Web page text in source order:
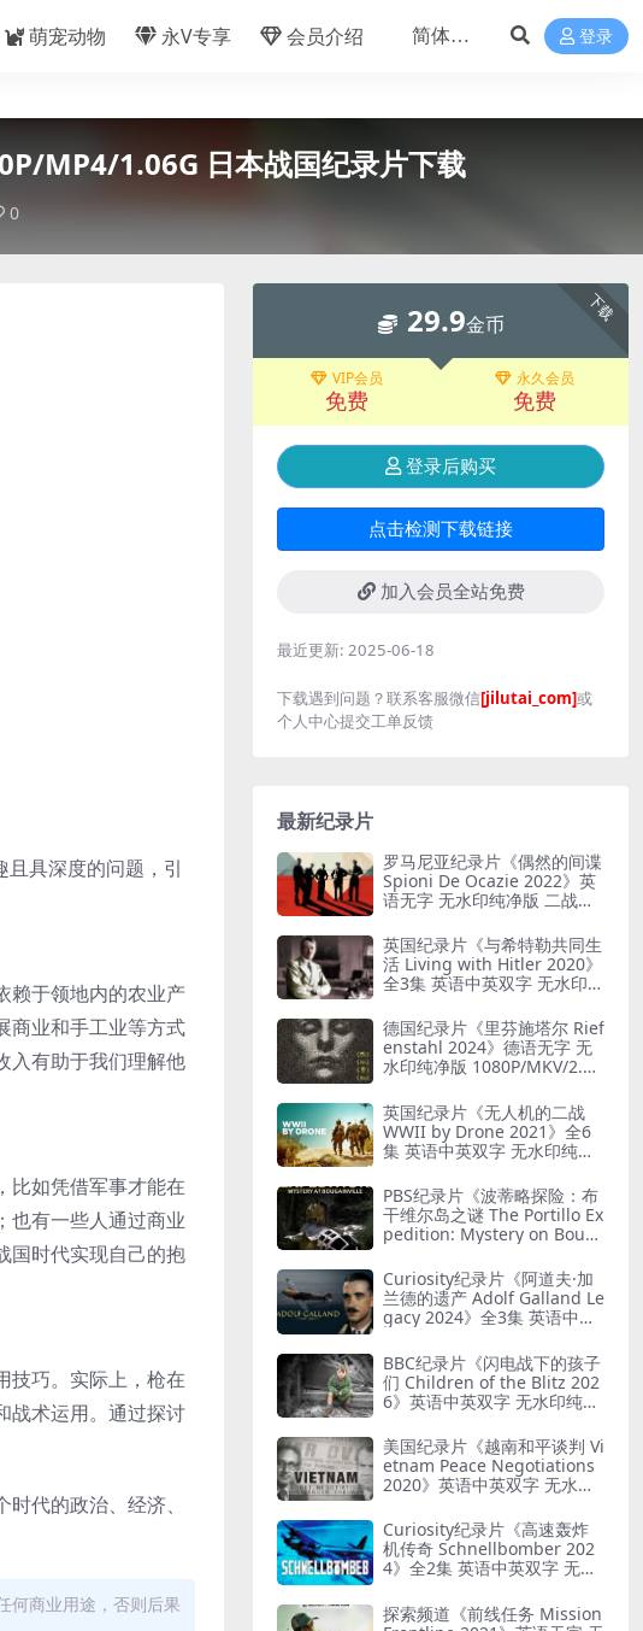
萌宠动物 永V专享 会员介绍 登录
MP4/1.06G 日本战国纪录片下载
0
具深度的问题，引
赖于领地内的农业产
商业和手工业等方式
入有助于我们理解他
比如凭借军事才能在
也有一些人通过商业
国时代实现自己的抱
技巧。实际上，枪在
战术运用。通过探讨
代的政治、经济、
何商业用途，否则后果
下载
29.9金币
VIP会员
免费
永久会员
免费
登录后购买
点击检测下载链接
加入会员全站免费
最近更新: 2025-06-18
下载遇到问题？联系客服微信[jilutai_com]或
个人中心提交工单反馈
最新纪录片
罗马尼亚纪录片《偶然的间谍
Spioni De Ocazie 2022》英
语无字 无水印纯净版 二战谍
英国纪录片《与希特勒共同生
活 Living with Hitler 2020》
全3集 英语中英双字 无水印纯
勒共存
德国纪录片《里芬施塔尔 Rief
enstahl 2024》德语无字 无
水印纯净版 1080P/MKV/2.12
英国纪录片《无人机的二战
WWII by Drone 2021》全6
集 英语中英双字 无水印纯净
人机
PBS纪录片《波蒂略探险：布
干维尔岛之谜 The Portillo Ex
pedition: Mystery on Boug
中英双字 无水印纯净版 1080
P/MKV/5.18G 山本五十六死
因
Curiosity纪录片《阿道夫·加
兰德的遗产 Adolf Galland Le
gacy 2024》全3集 英语中英
KV/5.14G 王牌飞行员
BBC纪录片《闪电战下的孩子
们 Children of the Blitz 202
6》英语中英双字 无水印纯净
的儿童
美国纪录片《越南和平谈判 Vi
etnam Peace Negotiations
2020》英语中英双字 无水印
南和平协议
Curiosity纪录片《高速轰炸
机传奇 Schnellbomber 202
4》全2集 英语中英双字 无水
闪电轰炸机
探索频道《前线任务 Mission